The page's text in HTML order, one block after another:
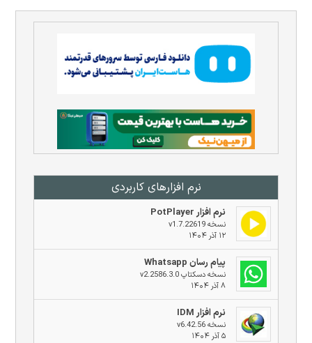
نرم افزار‌های کاربردی
نرم افزار PotPlayer
نسخه v1.7.22619
۱۲ آذر ۱۴۰۴
پیام رسان Whatsapp
نسخه دسکتاپ v2.2586.3.0
۸ آذر ۱۴۰۴
نرم افزار IDM
نسخه v6.42.56
۵ آذر ۱۴۰۴